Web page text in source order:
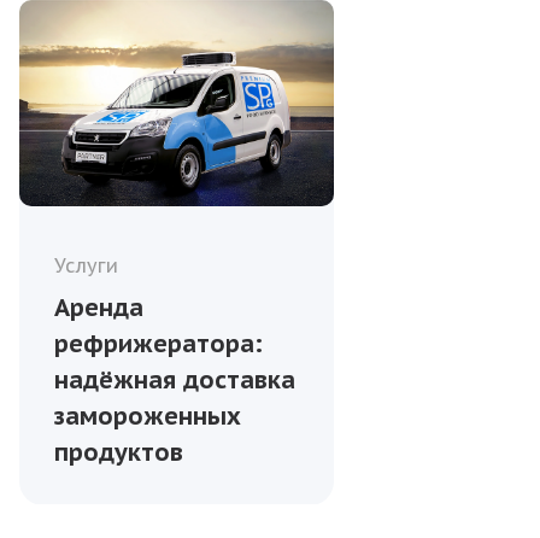
Услуги
Аренда
рефрижератора:
надёжная доставка
замороженных
продуктов